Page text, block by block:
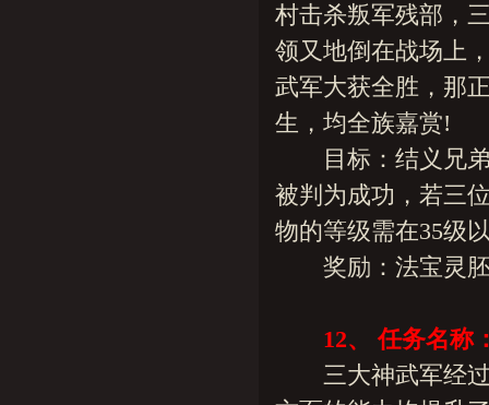
村击杀叛军残部，
领又地倒在战场上
武军大获全胜，那
生，均全族嘉赏!
目标：结义兄弟
被判为成功，若三
物的等级需在35级
奖励：法宝灵胚
12、 任务名称
三大神武军经过